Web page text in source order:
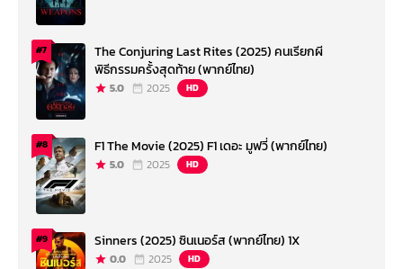
#7
The Conjuring Last Rites (2025) คนเรียกผี
พิธีกรรมครั้งสุดท้าย (พากย์ไทย)
5.0 2025 HD
#8 F1 The Movie (2025) F1 เดอะ มูฟวี่ (พากย์ไทย)
5.0 2025 HD
#9 Sinners (2025) ซินเนอร์ส (พากย์ไทย) 1X
0.0 2025 HD